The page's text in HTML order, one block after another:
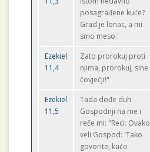
posagrađene kuće?
Grad je lonac, a mi
smo meso.'
Ezekiel
11,4
Zato prorokuj proti
njima, prorokuj, sine
čovječji!"
Ezekiel
11,5
Tada dođe duh
Gospodnji na me i
reče mi: "Reci: Ovako
veli Gospod: 'Tako
govorite, kućo